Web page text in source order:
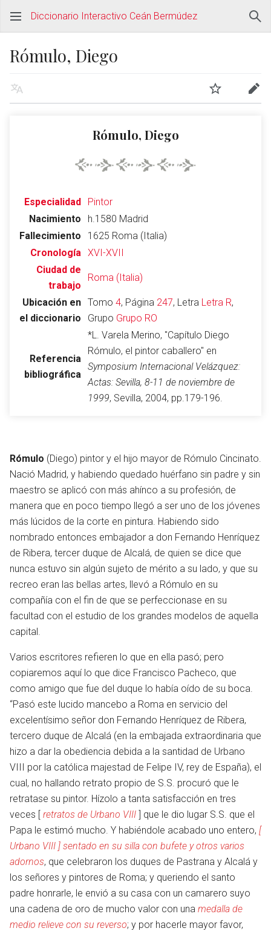
Abrir menú principal
Diccionario Interactivo Ceán Bermúdez
Rómulo, Diego
Vigilar
Rómulo, Diego
Especialidad
Pintor
Nacimiento
h.1580 Madrid
Fallecimiento
1625 Roma (Italia)
Cronología XVI-XVII
Ciudad de
trabajo
Roma (Italia)
Ubicación en
el diccionario
Tomo 4, Página 247, Letra Letra R,
Grupo Grupo RO
Referencia
bibliográfica
*L. Varela Merino, "Capítulo Diego
Rómulo, el pintor caballero" en
Symposium Internacional Velázquez:
Actas: Sevilla, 8-11 de noviembre de
1999, Sevilla, 2004, pp.179-196.
Rómulo (Diego) pintor y el hijo mayor de Rómulo Cincinato.
Nació Madrid, y habiendo quedado huérfano sin padre y sin
maestro se aplicó con más ahínco a su profesión, de
manera que en poco tiempo llegó a ser uno de los jóvenes
más lúcidos de la corte en pintura. Habiendo sido
nombrado entonces embajador a don Fernando Henríquez
de Ribera, tercer duque de Alcalá, de quien se dice que
nunca estuvo sin algún sujeto de mérito a su lado, y que su
recreo eran las bellas artes, llevó a Rómulo en su
compañía con el fin de que se perfeccionase en su
facultad con el estudio de los grandes modelos de aquella
capital.
Varios escritores refieren lo que en ella pasó; pero
copiaremos aquí lo que dice Francisco Pacheco, que
como amigo que fue del duque lo había oído de su boca.
“Pasó este lucido mancebo a Roma en servicio del
excelentísimo señor don Fernando Henríquez de Ribera,
tercero duque de Alcalá (en la embajada extraordinaria que
hizo a dar la obediencia debida a la santidad de Urbano
VIII por la católica majestad de Felipe IV, rey de España), el
cual, no hallando retrato propio de S.S. procuró que le
retratase su pintor. Hízolo a tanta satisfacción en tres
veces [ retratos de Urbano VIII ] que le dio lugar S.S. que el
Papa le estimó mucho. Y habiéndole acabado uno entero, [
Urbano VIII ] sentado en su silla con bufete y otros varios
adornos, que celebraron los duques de Pastrana y Alcalá y
los señores y pintores de Roma; y queriendo el santo
padre honrarle, le envió a su casa con un camarero suyo
una cadena de oro de mucho valor con una medalla de
medio relieve con su reverso; y por hacerle mayor favor,